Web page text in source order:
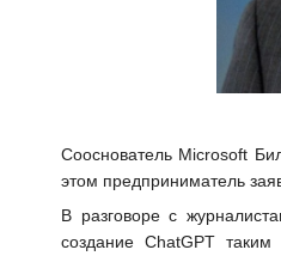
Сооснователь Microsoft
этом предприниматель
В разговоре с
создание ChatGPT